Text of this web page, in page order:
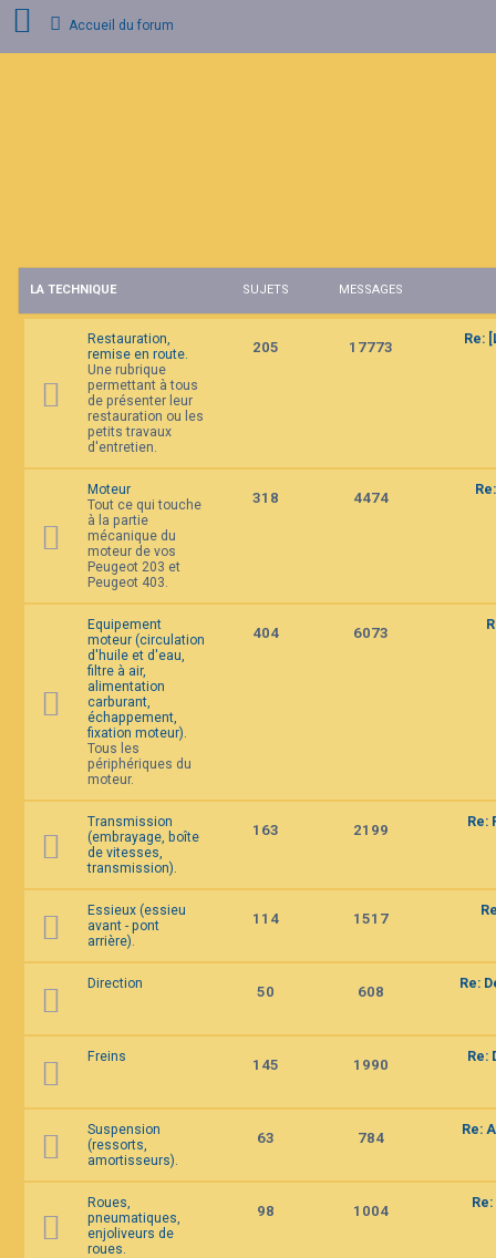
n
Accueil du forum
LA TECHNIQUE SUJETS MESSAGES
Restauration,
remise en route.
Une rubrique
permettant à tous
de présenter leur
restauration ou les
petits travaux
d'entretien.
205 17773 Re:
Moteur
Tout ce qui touche
à la partie
mécanique du
moteur de vos
Peugeot 203 et
Peugeot 403.
318 4474
Equipement
moteur (circulation
d'huile et d'eau,
filtre à air,
alimentation
carburant,
échappement,
fixation moteur).
Tous les
périphériques du
moteur.
404 6073
Transmission
(embrayage, boîte
de vitesses,
transmission).
163 2199 Re:
Essieux (essieu
avant - pont
arrière).
114 1517
Direction 50 608 Re:
Freins 145 1990 Re:
Suspension
(ressorts,
amortisseurs).
63 784 Re:
Roues,
pneumatiques,
enjoliveurs de
roues.
98 1004